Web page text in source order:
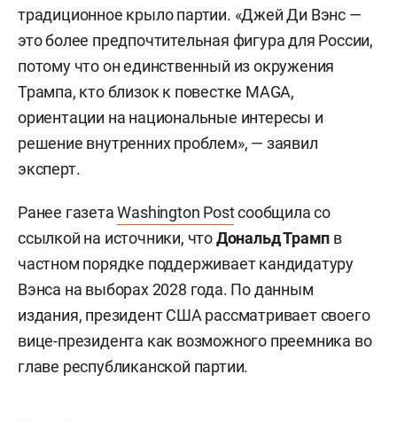
традиционное крыло партии. «Джей Ди Вэнс —
это более предпочтительная фигура для России,
потому что он единственный из окружения
Трампа, кто близок к повестке MAGA,
ориентации на национальные интересы и
решение внутренних проблем», — заявил
эксперт.
Ранее газетаWashington Postсообщила со
ссылкой на источники, чтоДональд Трамп в
частном порядке поддерживает кандидатуру
Вэнса на выборах 2028 года. По данным
издания, президент США рассматривает своего
вице-президента как возможного преемника во
главе республиканской партии.